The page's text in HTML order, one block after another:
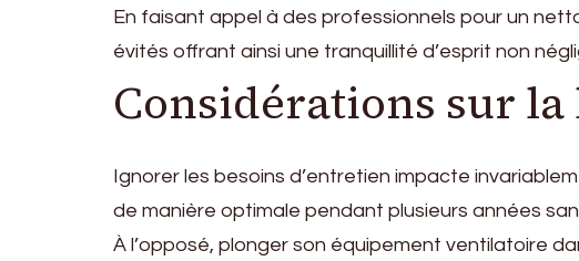
En faisant appel à des professionnels pour un
évités offrant ainsi une tranquillité d’esprit non
Considérations sur
Ignorer les besoins d’entretien impacte
de manière optimale pendant plusieurs années
À l’opposé, plonger son équipement ventilatoire